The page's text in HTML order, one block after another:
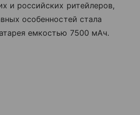
и российских ритейлеров,
особенностей стала
емкостью 7500 мАч.